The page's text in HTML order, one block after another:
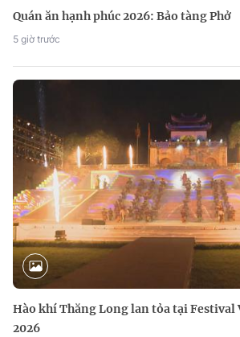
Quán ăn hạnh phúc 2026: Bảo tàng Phở
5 giờ trước
Hào khí Thăng Long lan tỏa tại Festival
2026